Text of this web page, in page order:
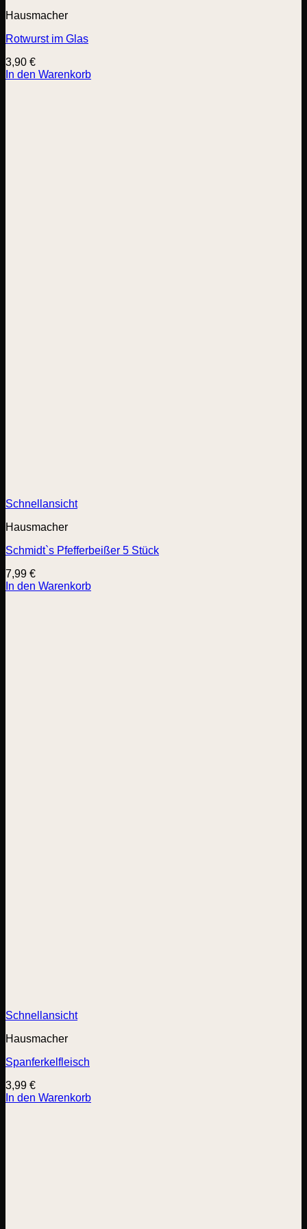
Hausmacher
Rotwurst im Glas
3,90 €
In den Warenkorb
Schnellansicht
Hausmacher
Schmidt`s Pfefferbeißer 5 Stück
7,99 €
In den Warenkorb
Schnellansicht
Hausmacher
Spanferkelfleisch
3,99 €
In den Warenkorb